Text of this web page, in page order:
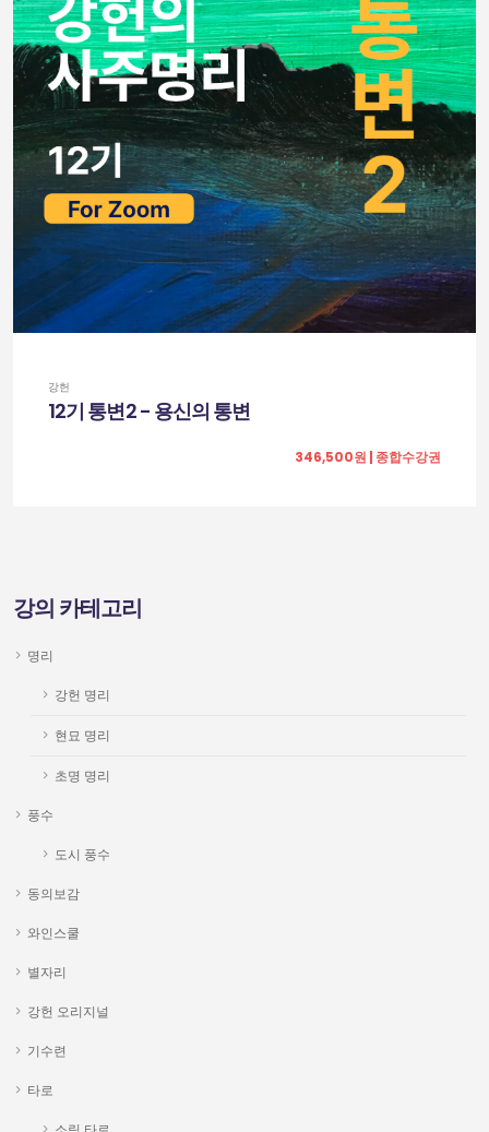
강헌
12기 통변2 - 용신의 통변
346,500원 | 종합수강권
강의 카테고리
명리
강헌 명리
현묘 명리
초명 명리
풍수
도시 풍수
동의보감
와인스쿨
별자리
강헌 오리지널
기수련
타로